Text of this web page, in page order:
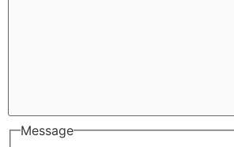
Message